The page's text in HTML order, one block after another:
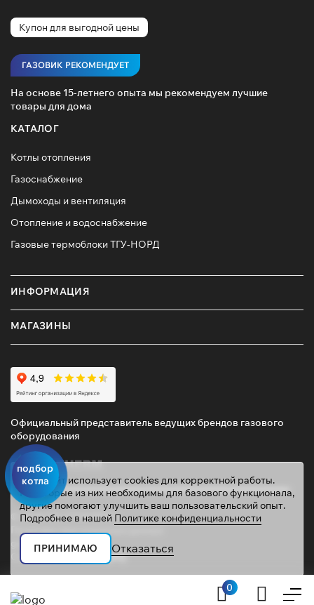
подбор
котла
0
Купон для выгодной цены
ГАЗОВИК РЕКОМЕНДУЕТ
На основе 15-летнего опыта мы рекомендуем лучшие
товары для дома
КАТАЛОГ
Котлы отопления
Газоснабжение
Дымоходы и вентиляция
Отопление и водоснабжение
Газовые термоблоки ТГУ-НОРД
ИНФОРМАЦИЯ
МАГАЗИНЫ
Официальный представитель ведущих брендов газового
оборудования
© 2026 ТД «ГАЗОВИК»
Политика персональных данных
gazovik55@inbox.ru
Сайт сделали
Mahogany
Этот сайт использует cookies для корректной работы.
Некоторые из них необходимы для базового функционала,
другие помогают улучшить ваш пользовательский опыт.
Подробнее в нашей Политике конфиденциальности
ПРИНИМАЮ Отказаться